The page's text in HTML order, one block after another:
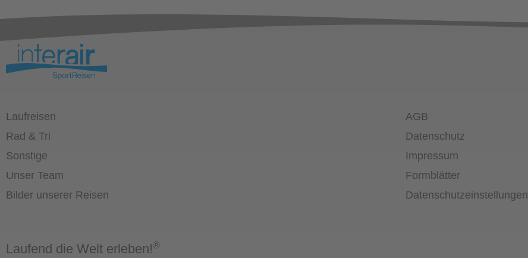
Laufreisen
Rad & Tri
Sonstige
Unser Team
Bilder unserer Reisen
AGB
Datenschutz
Impressum
Formblätter
Datenschutz­einstellungen
Laufend die Welt erleben!®